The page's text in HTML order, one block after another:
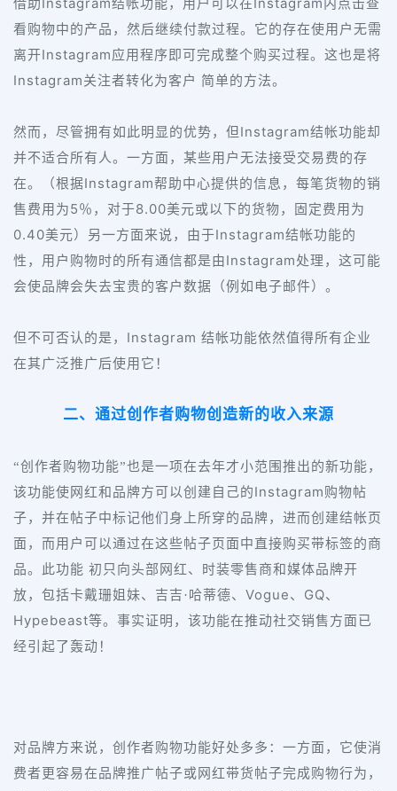
借助 结帐功能，用户可以在
内点击查
看购物中的产品，然后继续付款过程。它的存在使用户无需
离开Instagram应用程序即可完成整个购买过程。这也是将
Instagram关注者转化为客户 简单的方法。
然而，尽管拥有如此明显的优势，但Instagram结帐功能却
并不适合所有人。一方面，某些用户无法接受交易费的存
在。（根据Instagram帮助中心提供的信息，每笔货物的销
售费用为5％，对于8.00美元或以下的货物，固定费用为
0.40美元）另一方面来说，由于Instagram结帐功能的
性，用户购物时的所有通信都是由Instagram处理，这可能
会使品牌会失去宝贵的客户数据（例如电子邮件）。
但不可否认的是， Instagram 结帐功能依然值得所有企业
在其广泛推广后使用它！
二、通过创作者购物创造新的收入来源
“创作者购物功能”也是一项在去年才小范围推出的新功能，
该功能使网红和品牌方可以创建自己的Instagram购物帖
子，并在帖子中标记他们身上所穿的品牌，进而创建结帐页
面，而用户可以通过在这些帖子页面中直接购买带标签的商
品。此功能 初只向头部网红、时装零售商和媒体品牌开
放，包括卡戴珊姐妹、吉吉·哈蒂德、 Vogue、 GQ、
Hypebeast等。事实证明，该功能在推动社交销售方面已
经引起了轰动！
对品牌方来说，创作者购物功能好处多多：一方面，它使消
费者更容易在品牌推广帖子或网红带货帖子完成购物行为，